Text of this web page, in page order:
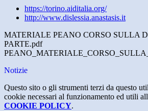
https://torino.aiditalia.org/
http://www.dislessia.anastasis.it
MATERIALE PEANO CORSO SULLA
PARTE.pdf
Notizie
Questo sito o gli strumenti terzi da questo
cookie necessari al funzionamento ed utili
COOKIE POLICY.